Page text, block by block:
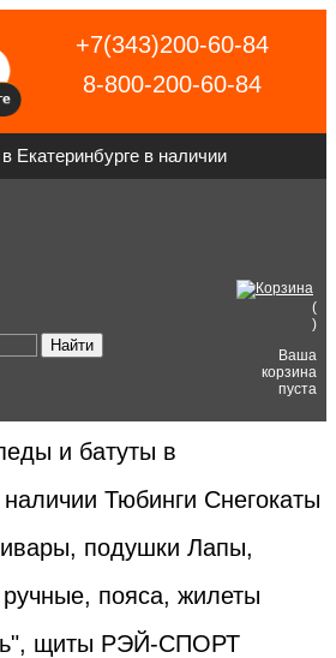
+7(343)200-60-84
8-800-200-60-84
Екатеринбурге в наличии
(
)
Ваша
корзина
пуста
и батуты в
наличии Тюбинги Снегокаты
подушки Лапы,
пояса, жилеты
щиты РЭЙ-СПОРТ